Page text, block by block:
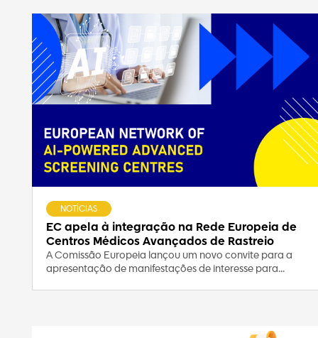
EC apela à integração na Rede Europeia de
Centros Médicos Avançados de Rastreio
NOTÍCIAS
A Comissão Europeia lançou um novo convite para a
apresentação de manifestações de interesse para...